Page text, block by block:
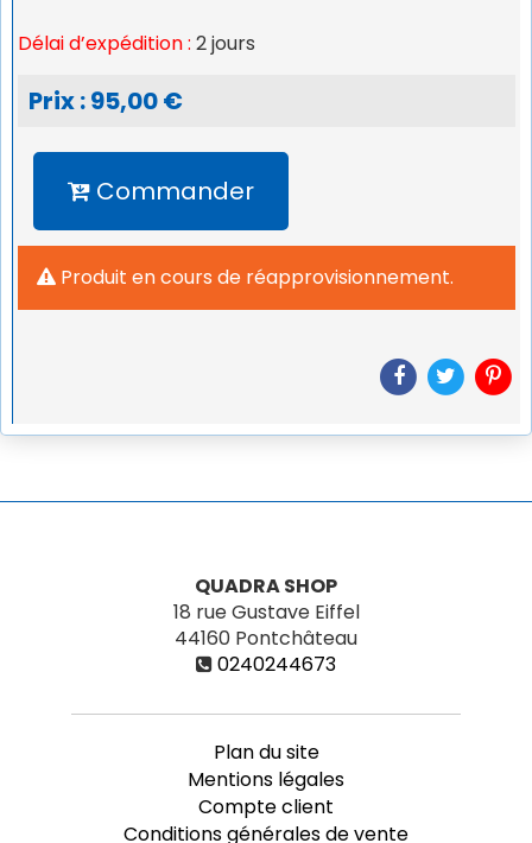
Délai d’expédition : 2 jours
Prix : 95,00 €
Commander
Produit en cours de réapprovisionnement.
QUADRA SHOP
18 rue Gustave Eiffel
44160 Pontchâteau
0240244673
Plan du site
Mentions légales
Compte client
Conditions générales de vente